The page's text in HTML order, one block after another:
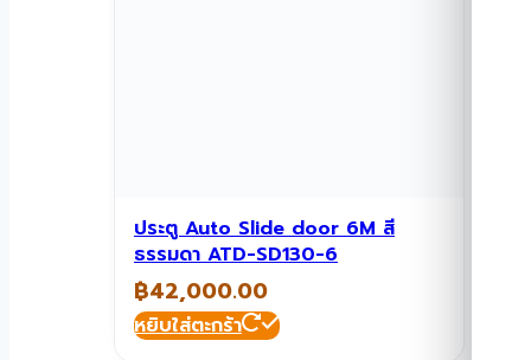
ประตู Auto Slide door 6M สี
ธรรมดา ATD-SD130-6
฿42,000.00
หยิบใส่ตะกร้า